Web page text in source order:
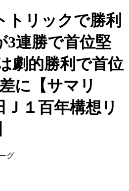
トリックで勝利
3連勝で首位堅
劇的勝利で首位
に【サマリ
Ｊ１百年構想リ
グ